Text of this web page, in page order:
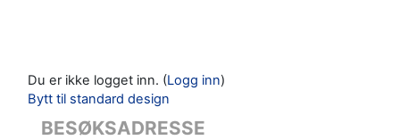
Du er ikke logget inn. (Logg inn)
Bytt til standard design
BESØKSADRESSE